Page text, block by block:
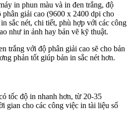
in phun màu và in đen trắng, độ
giải cao (9600 x 2400 dpi cho
sắc nét, chi tiết, phù hợp với các công
như in ảnh hay bản vẽ kỹ thuật.
trắng với độ phân giải cao sẽ cho bản
phản tốt giúp bản in sắc nét hơn.
tốc độ in nhanh hơn, từ 20-35
gian cho các công việc in tài liệu số